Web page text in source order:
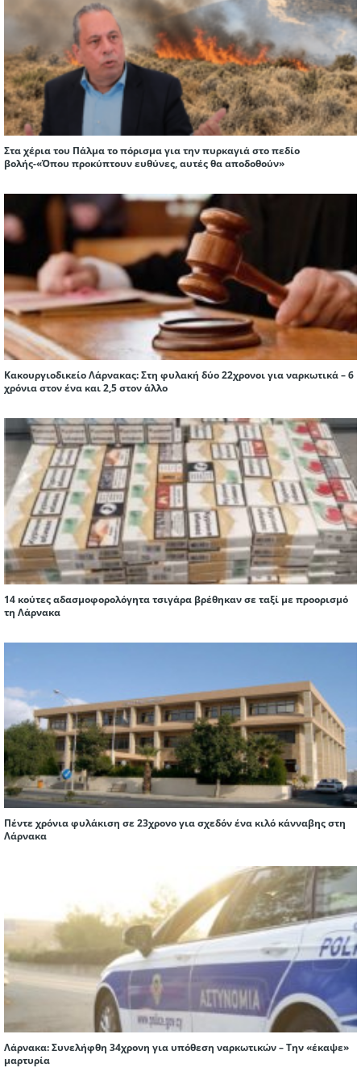
Στα χέρια του Πάλμα το πόρισμα για την πυρκαγιά στο πεδίο
βολής-«Όπου προκύπτουν ευθύνες, αυτές θα αποδοθούν»
Κακουργιοδικείο Λάρνακας: Στη φυλακή δύο 22χρονοι για ναρκωτικά – 6
χρόνια στον ένα και 2,5 στον άλλο
14 κούτες αδασμοφορολόγητα τσιγάρα βρέθηκαν σε ταξί με προορισμό
τη Λάρνακα
Πέντε χρόνια φυλάκιση σε 23χρονο για σχεδόν ένα κιλό κάνναβης στη
Λάρνακα
Λάρνακα: Συνελήφθη 34χρονη για υπόθεση ναρκωτικών – Την «έκαψε»
μαρτυρία